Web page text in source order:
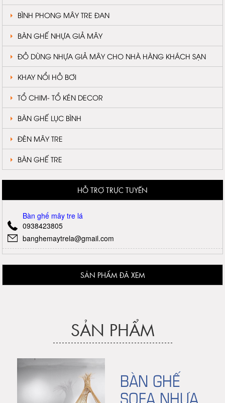
BÌNH PHONG MÂY TRE ĐAN
BÀN GHẾ NHỰA GIẢ MÂY
ĐỒ DÙNG NHỰA GIẢ MÂY CHO NHÀ HÀNG KHÁCH SẠN
KHAY NỔI HỒ BƠI
TỔ CHIM- TỔ KÉN DECOR
BÀN GHẾ LỤC BÌNH
ĐÈN MÂY TRE
BÀN GHẾ TRE
HỖ TRỢ TRỰC TUYẾN
Bàn ghế mây tre lá
0938423805
banghemaytrela@gmail.com
SẢN PHẨM ĐÃ XEM
SẢN PHẨM
BÀN GHẾ
SOFA NHỰA